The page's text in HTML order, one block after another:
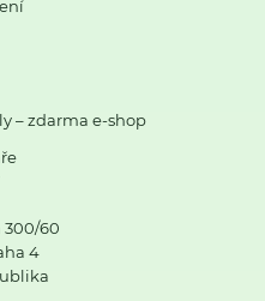
– zdarma e-shop
300/60
4